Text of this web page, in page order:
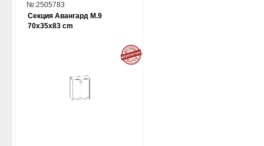
№:2505783
Секция Авангард М.9
70x35x83 cm